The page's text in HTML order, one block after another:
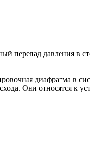
перепад давления в
диафрагма в
Они относятся к